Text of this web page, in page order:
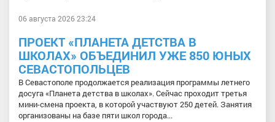
06 августа 2026 23:24
ПРОЕКТ «ПЛАНЕТА ДЕТСТВА В
ШКОЛАХ» ОБЪЕДИНИЛ УЖЕ 850 ЮНЫХ
СЕВАСТОПОЛЬЦЕВ
В Севастополе продолжается реализация программы летнего
досуга «Планета детства в школах». Сейчас проходит третья
мини-смена проекта, в которой участвуют 250 детей. Занятия
организованы на базе пяти школ города...